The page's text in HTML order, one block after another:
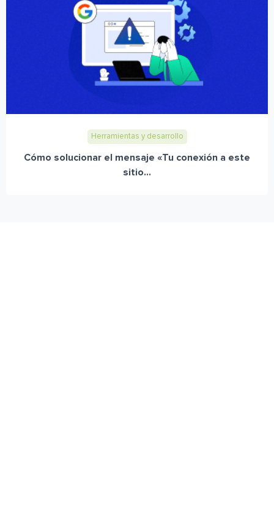
Herramientas y desarrollo
Cómo solucionar el mensaje «Tu conexión a este
sitio...